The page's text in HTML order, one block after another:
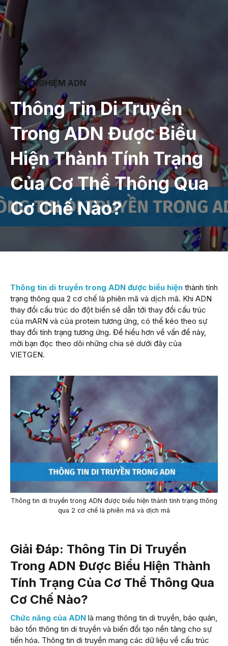
XÉT NGHIỆM ADN
Thông Tin Di Truyền
Trong ADN Được Biểu
Hiện Thành Tính Trạng
Của Cơ Thể Thông Qua
Cơ Chế Nào?
Thông tin di truyền trong ADN được biểu hiện thành tính
trạng thông qua 2 cơ chế là phiên mã và dịch mã. Khi ADN
thay đổi cấu trúc do đột biến sẽ dẫn tới thay đổi cấu trúc
của mARN và của protein tương ứng, có thể kéo theo sự
thay đổi tính trạng tương ứng. Để hiểu hơn về vấn đề này,
mời bạn đọc theo dõi những chia sẻ dưới đây của
VIETGEN.
Thông tin di truyền trong ADN được biểu hiện thành tính trạng thông
qua 2 cơ chế là phiên mã và dịch mã
Giải Đáp: Thông Tin Di Truyền
Trong ADN Được Biểu Hiện Thành
Tính Trạng Của Cơ Thể Thông Qua
Cơ Chế Nào?
Chức năng của ADN là mang thông tin di truyền, bảo quản,
bảo tồn thông tin di truyền và biến đổi tạo nền tảng cho sự
tiến hóa. Thông tin di truyền mang các dữ liệu về cấu trúc